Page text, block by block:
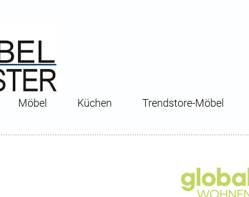
Möbel Küchen Trendstore-Möbel